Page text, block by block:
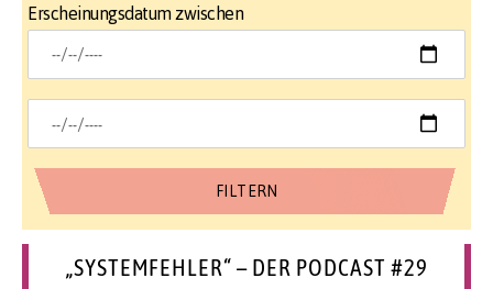
Erscheinungsdatum zwischen
„SYSTEMFEHLER“ – DER PODCAST #29